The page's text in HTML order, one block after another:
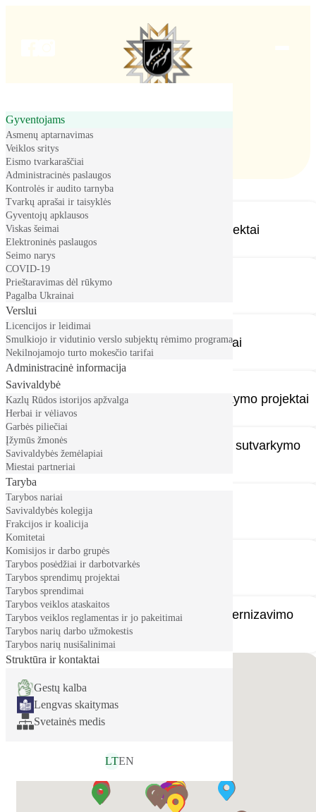
Gyventojams
Asmenų aptarnavimas
Veiklos sritys
Eismo tvarkaraščiai
Administracinės paslaugos
Kontrolės ir audito tarnyba
Tvarkų aprašai ir taisyklės
Gyventojų apklausos
Viskas šeimai
Elektroninės paslaugos
Seimo narys
COVID-19
Prieštaravimas dėl rūkymo
Pagalba Ukrainai
Verslui
Licencijos ir leidimai
Smulkiojo ir vidutinio verslo subjektų rėmimo programa
Nekilnojamojo turto mokesčio tarifai
Administracinė informacija
Savivaldybė
Kazlų Rūdos istorijos apžvalga
Herbai ir vėliavos
Garbės piliečiai
Įžymūs žmonės
Savivaldybės žemėlapiai
Miestai partneriai
Taryba
Tarybos nariai
Savivaldybės kolegija
Frakcijos ir koalicija
Komitetai
Komisijos ir darbo grupės
Tarybos posėdžiai ir darbotvarkės
Tarybos sprendimų projektai
Tarybos sprendimai
Tarybos veiklos ataskaitos
Tarybos veiklos reglamentas ir jo pakeitimai
Tarybos narių darbo užmokestis
Tarybos narių nusišalinimai
Struktūra ir kontaktai
Gestų kalba
Lengvas skaitymas
Svetainės medis
LTEN
Socialinės ir sveikatos sričių projektai
Aplinkosaugos projektai
Švietimo ir kultūros sričių projektai
Vandens tiekimo ir nuotekų tvarkymo projektai
Miestelių ir kaimų infrastruktūros sutvarkymo
projektai
Susisiekimo srities projektai
Turizmo ir rekreacijos projektai
Viešojo sektoriaus valdymo modernizavimo
projektai